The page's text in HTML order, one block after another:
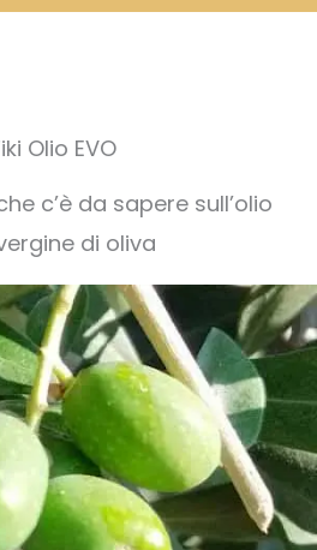
Olio EVO
c’è da sapere sull’olio
di oliva